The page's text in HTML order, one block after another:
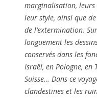
marginalisation, leurs
leur style, ainsi que
de l’extermination.
longuement les
conservés dans les
Israël, en Pologne, en
Suisse… Dans ce
clandestines et les